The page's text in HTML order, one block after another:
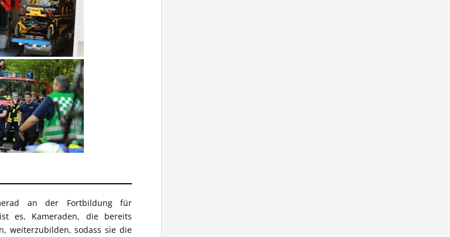
an der Fortbildung für
es, Kameraden, die bereits
weiterzubilden, sodass sie die